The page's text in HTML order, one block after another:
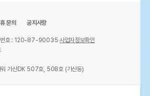
문의 공지사항
번호 : 120-87-90035사업자정보확인
워 가산DK 507호, 508호 (가산동)